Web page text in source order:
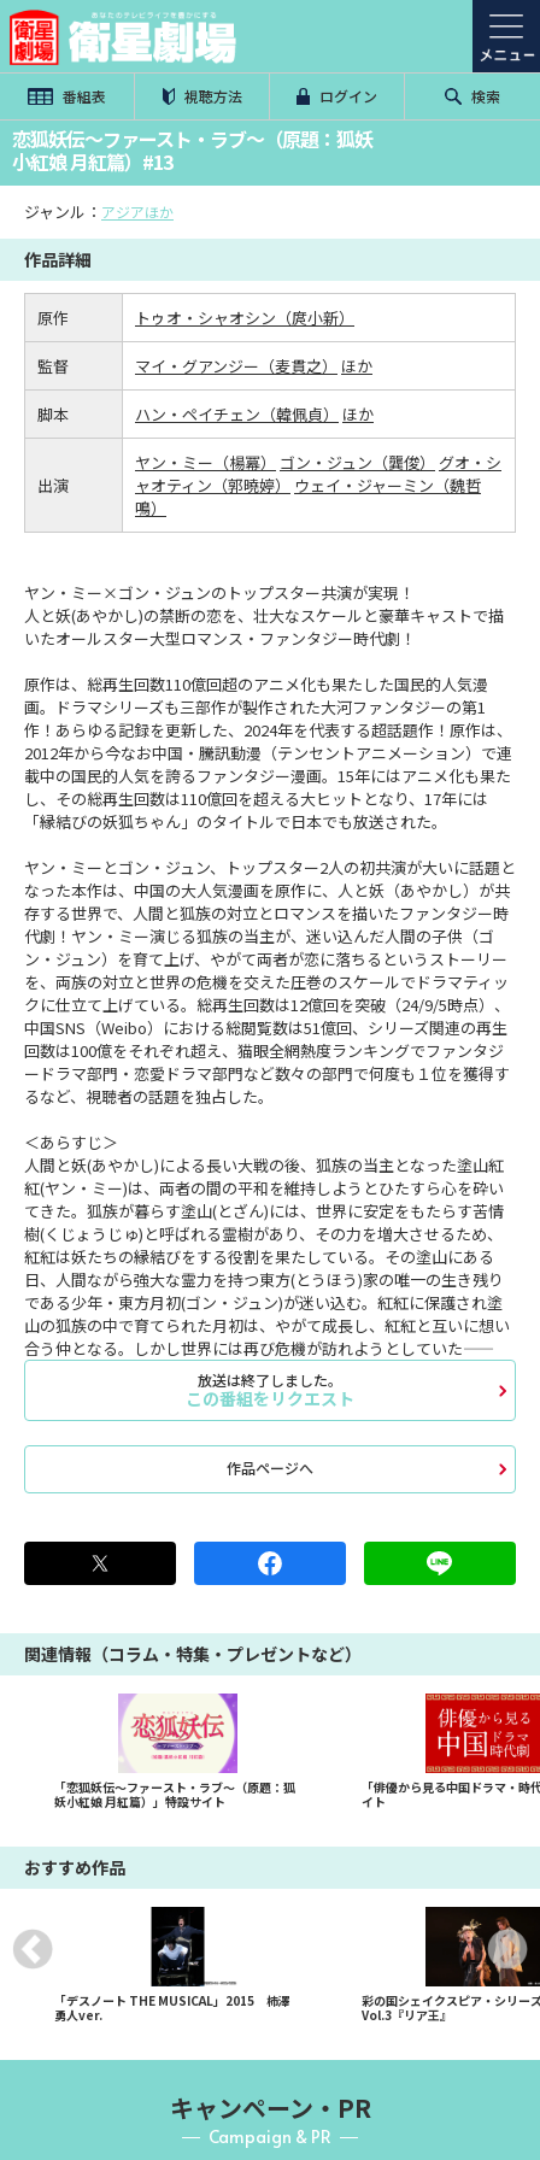
番組表 視聴方法 ログイン 検索
恋狐妖伝～ファースト・ラブ～（原題：狐妖
小紅娘 月紅篇）#13
ジャンル： アジアほか
作品詳細
原作 トゥオ・シャオシン（庹小新）
監督 マイ・グアンジー（麦貫之） ほか
脚本 ハン・ペイチェン（韓佩貞） ほか
出演
ヤン・ミー（楊冪） ゴン・ジュン（龔俊）
グオ・シ
ャオティン（郭曉婷）
ウェイ・ジャーミン（魏哲
鳴）
ヤン・ミー×ゴン・ジュンのトップスター共演が実現！
人と妖(あやかし)の禁断の恋を、壮大なスケールと豪華キャストで描
いたオールスター大型ロマンス・ファンタジー時代劇！
原作は、総再生回数110億回超のアニメ化も果たした国民的人気漫
画。ドラマシリーズも三部作が製作された大河ファンタジーの第1
作！あらゆる記録を更新した、2024年を代表する超話題作！原作は、
2012年から今なお中国・騰訊動漫（テンセントアニメーション）で連
載中の国民的人気を誇るファンタジー漫画。15年にはアニメ化も果た
し、その総再生回数は110億回を超える大ヒットとなり、17年には
「縁結びの妖狐ちゃん」のタイトルで日本でも放送された。
ヤン・ミーとゴン・ジュン、トップスター2人の初共演が大いに話題と
なった本作は、中国の大人気漫画を原作に、人と妖（あやかし）が共
存する世界で、人間と狐族の対立とロマンスを描いたファンタジー時
代劇！ヤン・ミー演じる狐族の当主が、迷い込んだ人間の子供（ゴ
ン・ジュン）を育て上げ、やがて両者が恋に落ちるというストーリー
を、両族の対立と世界の危機を交えた圧巻のスケールでドラマティッ
クに仕立て上げている。総再生回数は12億回を突破（24/9/5時点）、
中国SNS（Weibo）における総閲覧数は51億回、シリーズ関連の再生
回数は100億をそれぞれ超え、猫眼全網熱度ランキングでファンタジ
ードラマ部門・恋愛ドラマ部門など数々の部門で何度も１位を獲得す
るなど、視聴者の話題を独占した。
＜あらすじ＞
人間と妖(あやかし)による長い大戦の後、狐族の当主となった塗山紅
紅(ヤン・ミー)は、両者の間の平和を維持しようとひたすら心を砕い
てきた。狐族が暮らす塗山(とざん)には、世界に安定をもたらす苦情
樹(くじょうじゅ)と呼ばれる霊樹があり、その力を増大させるため、
紅紅は妖たちの縁結びをする役割を果たしている。その塗山にある
日、人間ながら強大な霊力を持つ東方(とうほう)家の唯一の生き残り
である少年・東方月初(ゴン・ジュン)が迷い込む。紅紅に保護され塗
山の狐族の中で育てられた月初は、やがて成長し、紅紅と互いに想い
合う仲となる。しかし世界には再び危機が訪れようとしていた――
放送は終了しました。
この番組をリクエスト
作品ページへ
関連情報（コラム・特集・プレゼントなど）
「恋狐妖伝～ファースト・ラブ～（原題：狐
妖小紅娘 月紅篇）」特設サイト
「俳優から見る中国ドラマ・時
イト
おすすめ作品
「デスノート THE MUSICAL」2015 柿澤
勇人ver.
彩の国シェイクスピア・シリー
Vol.3『リア王』
キャンペーン・PR
Campaign & PR